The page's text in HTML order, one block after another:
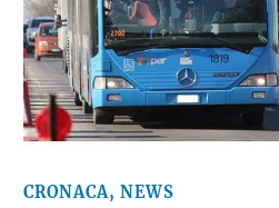
CRONACA, NEWS